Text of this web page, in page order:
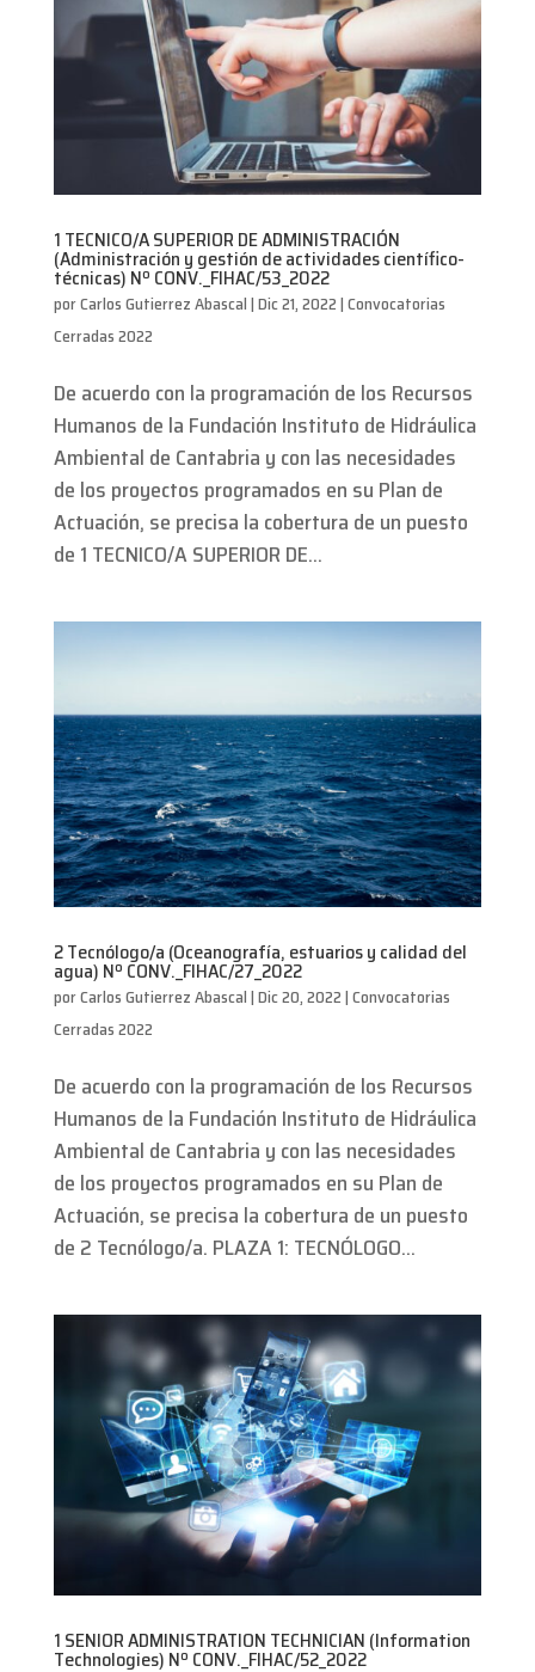
1 TECNICO/A SUPERIOR DE ADMINISTRACIÓN
(Administración y gestión de actividades científico-
técnicas) Nº CONV._FIHAC/53_2022
porCarlos Gutierrez Abascal|Dic 21, 2022|Convocatorias
Cerradas 2022
De acuerdo con la programación de los Recursos
Humanos de la Fundación Instituto de Hidráulica
Ambiental de Cantabria y con las necesidades
de los proyectos programados en su Plan de
Actuación, se precisa la cobertura de un puesto
de 1 TECNICO/A SUPERIOR DE...
2 Tecnólogo/a (Oceanografía, estuarios y calidad del
agua) Nº CONV._FIHAC/27_2022
porCarlos Gutierrez Abascal|Dic 20, 2022|Convocatorias
Cerradas 2022
De acuerdo con la programación de los Recursos
Humanos de la Fundación Instituto de Hidráulica
Ambiental de Cantabria y con las necesidades
de los proyectos programados en su Plan de
Actuación, se precisa la cobertura de un puesto
de 2 Tecnólogo/a. PLAZA 1: TECNÓLOGO...
1 SENIOR ADMINISTRATION TECHNICIAN (Information
Technologies) Nº CONV._FIHAC/52_2022